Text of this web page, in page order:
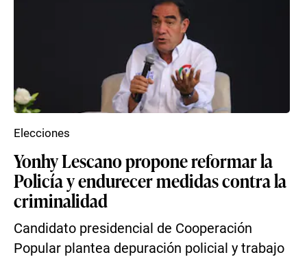
Yonhy Lescano propone reformar la
Policía y endurecer medidas contra la
criminalidad
Candidato presidencial de Cooperación
Popular plantea depuración policial y trabajo
Elecciones